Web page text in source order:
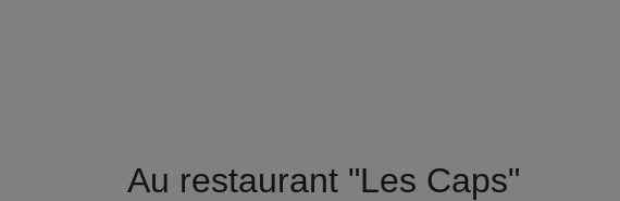
Au restaurant "Les Caps"